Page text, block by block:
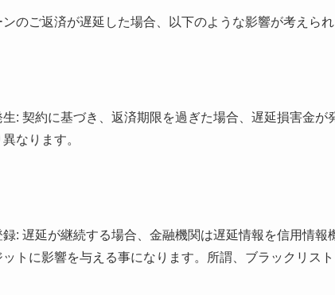
のご返済が遅延した場合、以下のような影響が考えられ
: 契約に基づき、返済期限を過ぎた場合、遅延損害金
なります。
: 遅延が継続する場合、金融機関は遅延情報を信用情
トに影響を与える事になります。所謂、ブラックリスト